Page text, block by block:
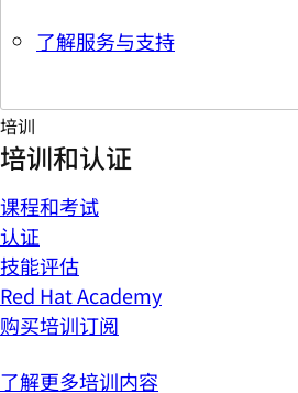
了解服务与支持
培训
培训和认证
课程和考试
认证
技能评估
Red Hat Academy
购买培训订阅
了解更多培训内容